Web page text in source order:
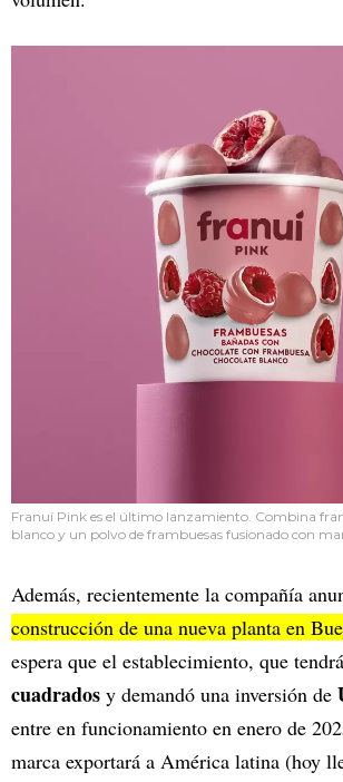
Franuí Pink es el último lanzamiento. Combina
blanco y un polvo de frambuesas fusionado con
Además, recientemente la compañía
construcción de una nueva planta en
espera que el establecimiento, que tendrá
cuadrados y demandó una inversión de
entre en funcionamiento en enero de
marca exportará a América latina (hoy